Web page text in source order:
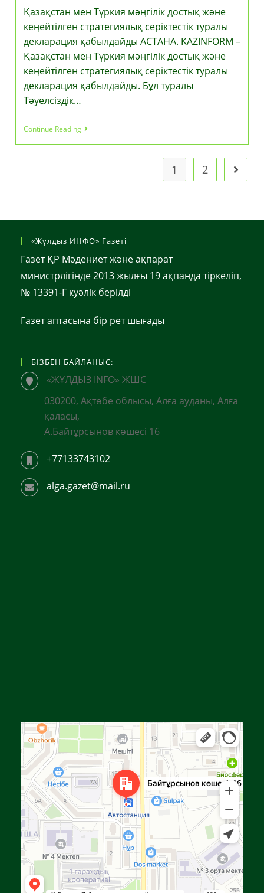
Қазақстан мен Түркия мәңгілік достық және
кеңейтілген стратегиялық серіктестік туралы
декларация қабылдайды АСТАНА. KAZINFORM –
Қазақстан мен Түркия мәңгілік достық және
кеңейтілген стратегиялық серіктестік туралы
декларация қабылдайды. Бұл туралы
Тәуелсіздік…
Continue ReadingҚазақстан
Мен
Түркия
1 2 Go to
«Жұлдыз ИНФО» Газеті
Газет ҚР Мәдениет және ақпарат
министрлігінде 2013 жылғы 19 ақпанда тіркеліп,
№ 13391-Г куәлік берілді
Газет аптасына бір рет шығады
БІЗБЕН БАЙЛАНЫС:
«ЖҰЛДЫЗ INFO» ЖШС
030200, Ақтөбе облысы, Алға ауданы, Алға
қаласы,
А.Байтұрсынов көшесі 16
+77133743102
alga.gazet@mail.ru
Яндекс Карталар — көлік, навигация, орындарды іздеу